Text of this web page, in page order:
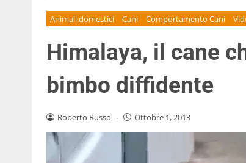
Animali domestici Cani Comportamento Cani
Himalaya, il cane
bimbo diffidente
Roberto Russo - Ottobre 1, 2013